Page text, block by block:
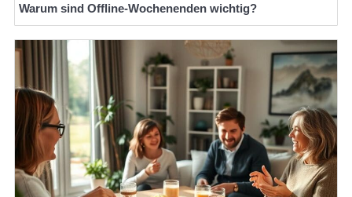
Warum sind Offline-Wochenenden wichtig?